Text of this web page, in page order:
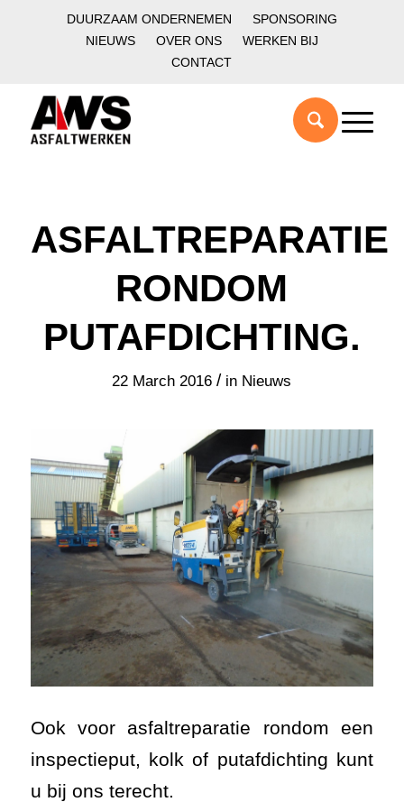
DUURZAAM ONDERNEMEN
SPONSORING
NIEUWS
OVER ONS
WERKEN BIJ
CONTACT
ASFALTREPARATIE
RONDOM
PUTAFDICHTING.
22 March 2016 / in Nieuws
Ook voor asfaltreparatie rondom een
inspectieput, kolk of putafdichting kunt
u bij ons terecht.